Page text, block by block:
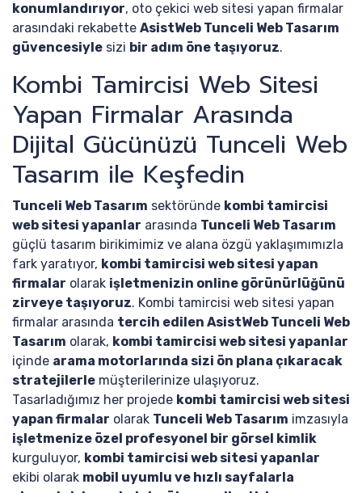
konumlandırıyor, oto çekici web sitesi yapan firmalar
arasındaki rekabette AsistWeb Tunceli Web Tasarım
güvencesiyle sizi bir adım öne taşıyoruz.
Kombi Tamircisi Web Sitesi
Yapan Firmalar Arasında
Dijital Gücünüzü Tunceli Web
Tasarım ile Keşfedin
Tunceli Web Tasarım sektöründe kombi tamircisi
web sitesi yapanlar arasında Tunceli Web Tasarım
güçlü tasarım birikimimiz ve alana özgü yaklaşımımızla
fark yaratıyor, kombi tamircisi web sitesi yapan
firmalar olarak işletmenizin online görünürlüğünü
zirveye taşıyoruz. Kombi tamircisi web sitesi yapan
firmalar arasında tercih edilen AsistWeb Tunceli Web
Tasarım olarak, kombi tamircisi web sitesi yapanlar
içinde arama motorlarında sizi ön plana çıkaracak
stratejilerle müşterilerinize ulaşıyoruz.
Tasarladığımız her projede kombi tamircisi web sitesi
yapan firmalar olarak Tunceli Web Tasarım imzasıyla
işletmenize özel profesyonel bir görsel kimlik
kurguluyor, kombi tamircisi web sitesi yapanlar
ekibi olarak mobil uyumlu ve hızlı sayfalarla